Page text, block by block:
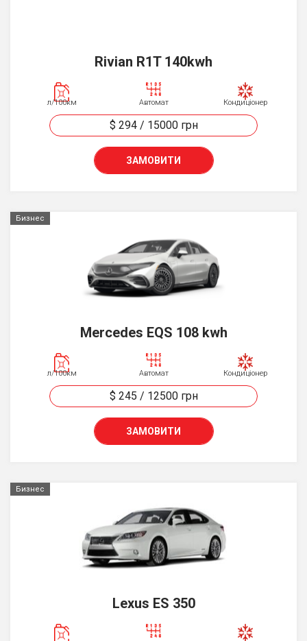
Rivian R1T 140kwh
л/100км Автомат Кондиціонер
$ 294/ 15000 грн
ЗАМОВИТИ
Бизнес
Mercedes EQS 108 kwh
л/100км Автомат Кондиціонер
$ 245 / 12500 грн
ЗАМОВИТИ
Бизнес
Lexus ES 350